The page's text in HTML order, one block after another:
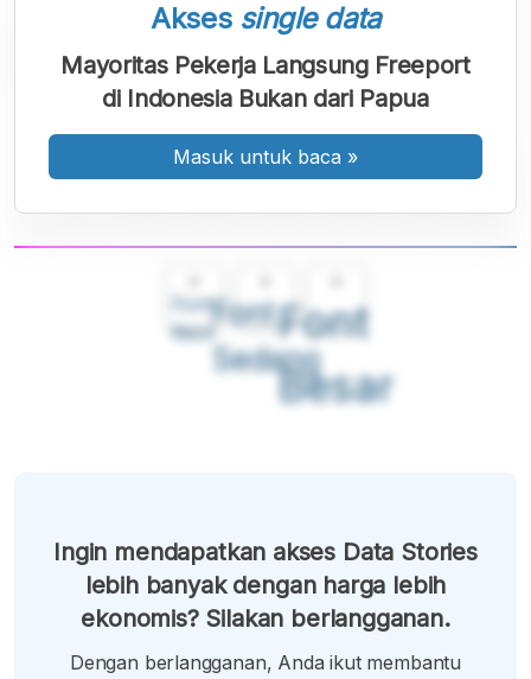
Font
Kecil
Font
Sedang
Font
Besar
Akses single data
Mayoritas Pekerja Langsung Freeport
di Indonesia Bukan dari Papua
Masuk untuk baca »
Ingin mendapatkan akses Data Stories
lebih banyak dengan harga lebih
ekonomis? Silakan berlangganan.
Dengan berlangganan, Anda ikut membantu